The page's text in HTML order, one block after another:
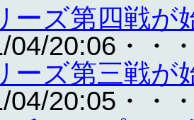
ーズ第四戦が
04/20:06・・
ーズ第三戦が
04/20:05・・